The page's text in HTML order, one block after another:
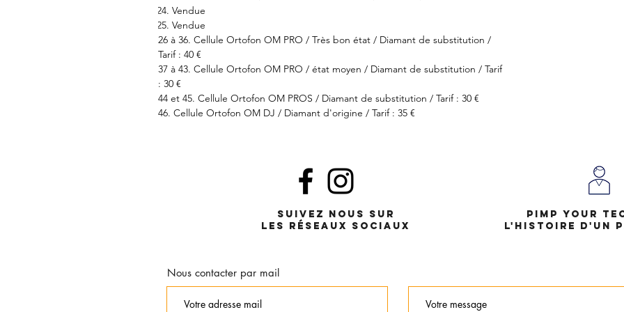
Vendue
Vendue
26 à 36. Cellule Ortofon OM PRO / Très bon état / Diamant de substitution /
Tarif : 40 €
37 à 43. Cellule Ortofon OM PRO / état moyen / Diamant de substitution / Tarif
: 30 €
44 et 45. Cellule Ortofon OM PROS / Diamant de substitution / Tarif : 30 €
46. Cellule Ortofon OM DJ / Diamant d'origine / Tarif : 35 €
Suivez nous sur
les réseaux sociaux
Pimp Your
l'histoire d'un
Nous contacter par mail